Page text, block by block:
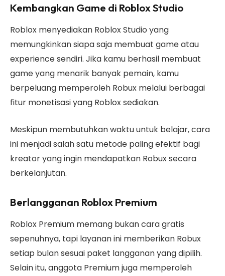
Kembangkan Game di Roblox Studio
Roblox menyediakan Roblox Studio yang
memungkinkan siapa saja membuat game atau
experience sendiri. Jika kamu berhasil membuat
game yang menarik banyak pemain, kamu
berpeluang memperoleh Robux melalui berbagai
fitur monetisasi yang Roblox sediakan.
Meskipun membutuhkan waktu untuk belajar, cara
ini menjadi salah satu metode paling efektif bagi
kreator yang ingin mendapatkan Robux secara
berkelanjutan.
Berlangganan Roblox Premium
Roblox Premium memang bukan cara gratis
sepenuhnya, tapi layanan ini memberikan Robux
setiap bulan sesuai paket langganan yang dipilih.
Selain itu, anggota Premium juga memperoleh